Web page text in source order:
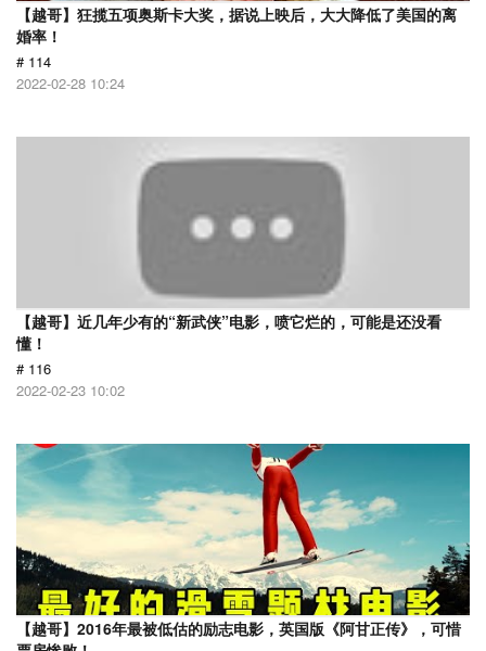
【越哥】狂揽五项奥斯卡大奖，据说上映后，大大降低了美国的离
婚率！
# 114
2022-02-28 10:24
【越哥】近几年少有的“新武侠”电影，喷它烂的，可能是还没看
懂！
# 116
2022-02-23 10:02
【越哥】2016年最被低估的励志电影，英国版《阿甘正传》，可惜